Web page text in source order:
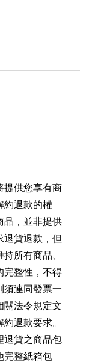
提供您享有商
約退款的權
品，並非提供
退貨退款，但
所有商品、
完整性，不得
須連同發票一
關法令規定文
退款要求。
退貨之商品包
完整紙箱包